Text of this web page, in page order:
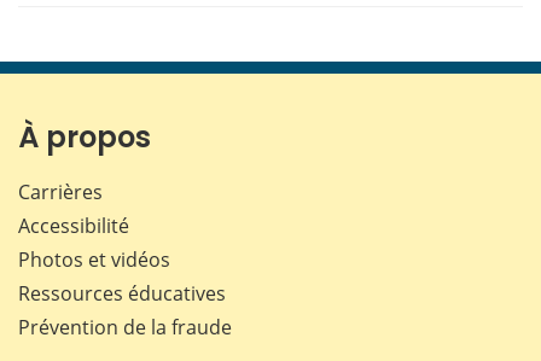
À propos
Carrières
Accessibilité
Photos et vidéos
Ressources éducatives
Prévention de la fraude